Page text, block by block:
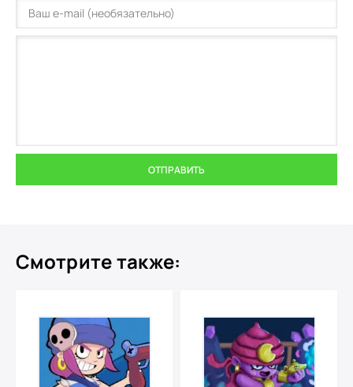
ОТПРАВИТЬ
Смотрите также: